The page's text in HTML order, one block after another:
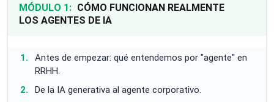
MÓDULO 1:
LOS AGENTES DE IA
Antes de empezar: qué entendemos por "agente" en
RRHH.
De la IA generativa al agente corporativo.